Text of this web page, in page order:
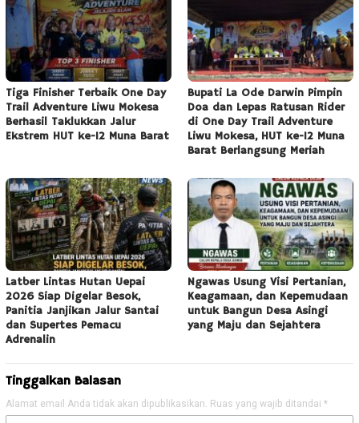
Tiga Finisher Terbaik One Day
Trail Adventure Liwu Mokesa
Berhasil Taklukkan Jalur
Ekstrem HUT ke-12 Muna Barat
Bupati La Ode Darwin Pimpin
Doa dan Lepas Ratusan Rider
di One Day Trail Adventure
Liwu Mokesa, HUT ke-12 Muna
Barat Berlangsung Meriah
Latber Lintas Hutan Uepai
2026 Siap Digelar Besok,
Panitia Janjikan Jalur Santai
dan Supertes Pemacu
Adrenalin
Ngawas Usung Visi Pertanian,
Keagamaan, dan Kepemudaan
untuk Bangun Desa Asingi
yang Maju dan Sejahtera
Tinggalkan Balasan
Alamat email Anda tidak akan dipublikasikan. Ruas yang wajib ditandai *